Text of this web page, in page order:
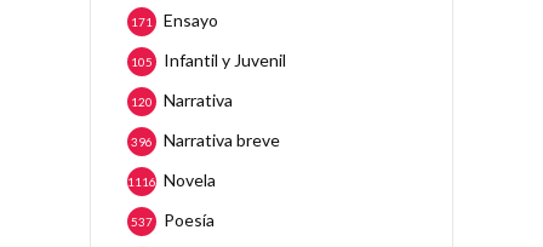
Ensayo
171
Infantil y Juvenil
105
Narrativa
120
Narrativa breve
396
Novela
1116
Poesía
537